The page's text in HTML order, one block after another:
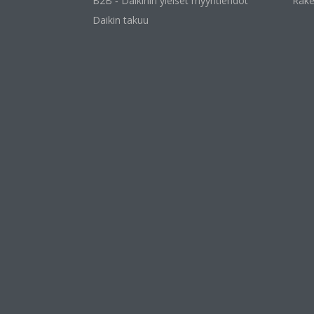
Daikin takuu